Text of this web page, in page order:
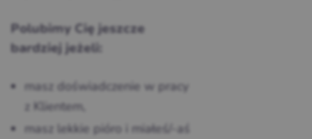
Polubimy Cię jeszcze
bardziej jeżeli:
masz doświadczenie w pracy
z Klientem,
masz lekkie pióro i miałeś/-aś